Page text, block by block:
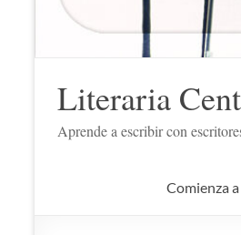
Literaria
Aprende a escribir con
Comienza